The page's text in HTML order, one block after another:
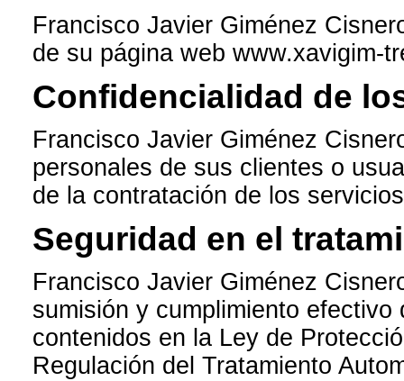
Francisco Javier Giménez
de su página web www.xavigim-
Confidencialidad de
Francisco Javier Giménez
personales de sus clientes o
de la contratación de los
Seguridad en el
Francisco Javier Giménez
sumisión y cumplimiento
contenidos en la Ley de
Regulación del Tratamiento